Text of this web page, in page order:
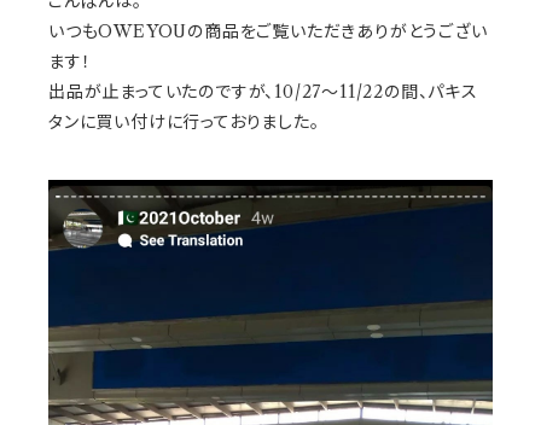
いつもOWEYOUの商品をご覧いただきありがとうござい
ます！
出品が止まっていたのですが、10/27〜11/22の間、パキス
タンに買い付けに行っておりました。